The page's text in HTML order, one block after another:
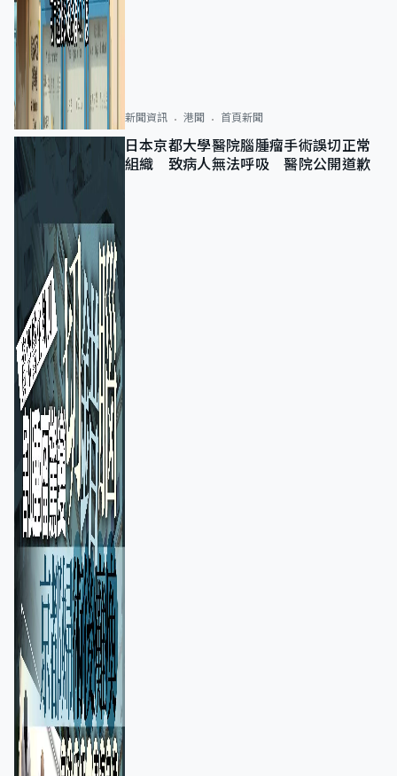
新聞資訊 港聞 首頁新聞
日本京都大學醫院腦腫瘤手術誤切正常
組織 致病人無法呼吸 醫院公開道歉